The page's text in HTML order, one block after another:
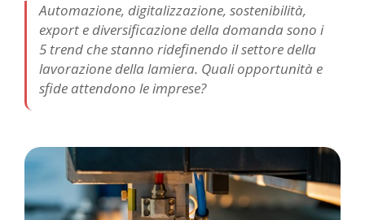
Automazione, digitalizzazione, sostenibilità,
export e diversificazione della domanda sono i
5 trend che stanno ridefinendo il settore della
lavorazione della lamiera. Quali opportunità e
sfide attendono le imprese?